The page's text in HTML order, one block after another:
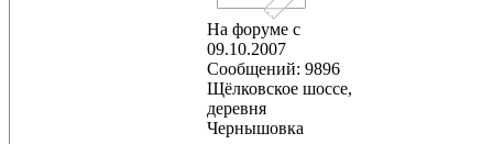
На форуме с
09.10.2007
Сообщений: 9896
Щёлковское шоссе,
деревня
Чернышовка